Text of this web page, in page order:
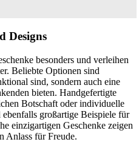
Designs
besonders und verleihen
Beliebte Optionen sind
sind, sondern auch eine
bieten. Handgefertigte
Botschaft oder individuelle
großartige Beispiele für
einzigartigen Geschenke zeigen
Anlass für Freude.